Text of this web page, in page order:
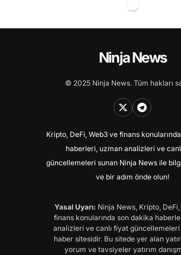
Ninja News
© 2025 Ninja News. Tüm hakları
Kripto, DeFi, Web3 ve finans
haberleri, uzman analizleri ve
güncellemeleri sunan Ninja News ile
ve bir adım önde olun!
Yasal Uyarı: Ninja News, Kripto,
finans konularında son dakika
analizleri ve canlı fiyat
haber sitesidir. Bu sitede yer alan
yorum ve tavsiyeler yatırım